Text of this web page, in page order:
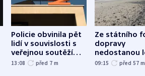
Policie obvinila pět
lidí v souvislosti s
veřejnou soutěží
Správy železnic
13:08 před 7 m
Ze státního
dopravy
nedostanou
kraje na
09:15 před 57 m